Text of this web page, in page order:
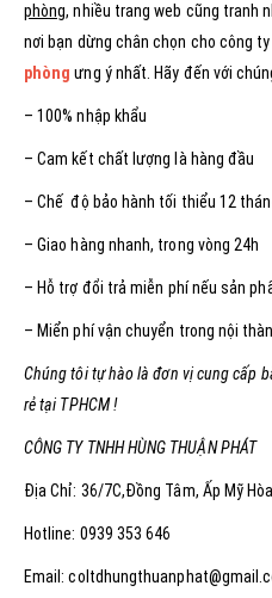
phòng, nhiều trang web cũng tranh
nơi bạn dừng chân chọn cho công
phòng ưng ý nhất. Hãy đến với
– 100% nhập khẩu
– Cam kết chất lượng là hàng đầu
– Chế độ bảo hành tối thiểu 12
– Giao hàng nhanh, trong vòng 24h
– Hỗ trợ đổi trả miễn phí nếu sản
– Miển phí vận chuyển trong nội
Chúng tôi tự hào là đơn vị cung cấp
rẻ tại TPHCM !
CÔNG TY TNHH HÙNG THUẬN PHÁT
Địa Chỉ: 36/7C,Đồng Tâm, Ấp Mỹ
Hotline: 0939 353 646
Email: